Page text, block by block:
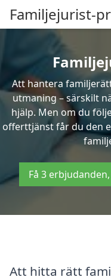
Familjejurist-
Att hantera
utmaning – särskilt
hjälp. Men om du
offerttjänst får du den
Få 3
Att hitta rätt